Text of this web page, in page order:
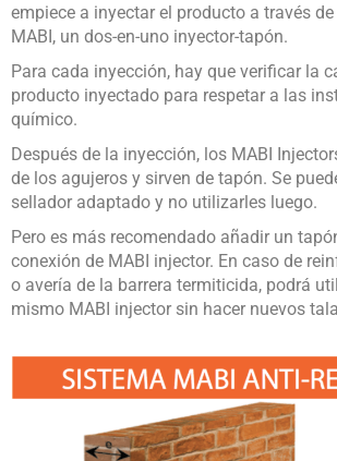
empiece a inyectar el producto a través
MABI, un dos-en-uno inyector-tapón.
Para cada inyección, hay que verificar la
producto inyectado para respetar a las
químico.
Después de la inyección, los MABI
de los agujeros y sirven de tapón. Se
sellador adaptado y no utilizarles luego.
Pero es más recomendado añadir un
conexión de MABI injector. En caso de
o avería de la barrera termiticida, podrá
mismo MABI injector sin hacer nuevos